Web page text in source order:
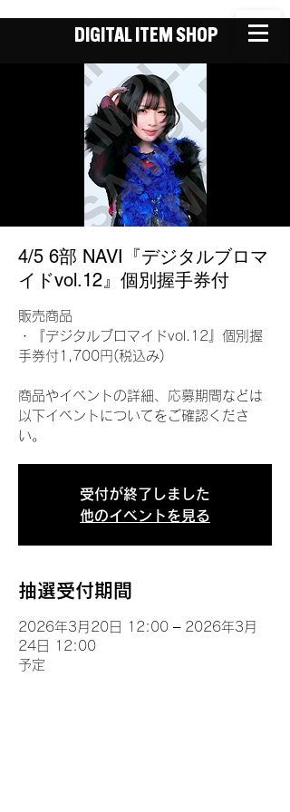
DIGITAL ITEM SHOP
4/5 6部 NAVI『デジタルブロマ
イドvol.12』個別握手券付
販売商品
・『デジタルブロマイドvol.12』個別握
手券付1,700円(税込み)
商品やイベントの詳細、応募期間などは
以下イベントについてをご確認くださ
い。
受付が終了しました
他のイベントを見る
抽選受付期間
2026年3月20日 12:00 – 2026年3月
24日 12:00
予定